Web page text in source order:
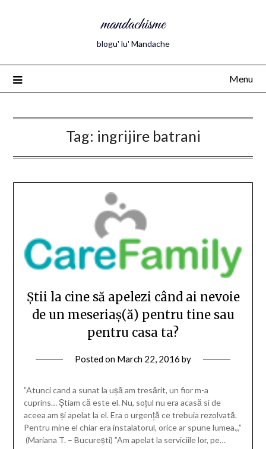
mandachisme
blogu' lu' Mandache
Menu
Tag: ingrijire batrani
Știi la cine să apelezi când ai nevoie
de un meseriaș(ă) pentru tine sau
pentru casa ta?
Posted on March 22, 2016 by
”Atunci cand a sunat la ușă am tresărit, un fior m-a
cuprins… Știam că este el. Nu, soțul nu era acasă si de
aceea am și apelat la el. Era o urgență ce trebuia rezolvată.
Pentru mine el chiar era instalatorul, orice ar spune lumea.,,”
(Mariana T. – București) ”Am apelat la serviciile lor, pe…